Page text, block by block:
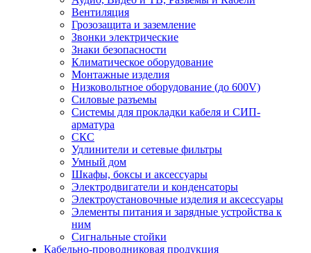
Вентиляция
Грозозащита и заземление
Звонки электрические
Знаки безопасности
Климатическое оборудование
Монтажные изделия
Низковольтное оборудование (до 600V)
Силовые разъемы
Системы для прокладки кабеля и СИП-
арматура
СКС
Удлинители и сетевые фильтры
Умный дом
Шкафы, боксы и аксессуары
Электродвигатели и конденсаторы
Электроустановочные изделия и аксессуары
Элементы питания и зарядные устройства к
ним
Сигнальные стойки
Кабельно-проводниковая продукция